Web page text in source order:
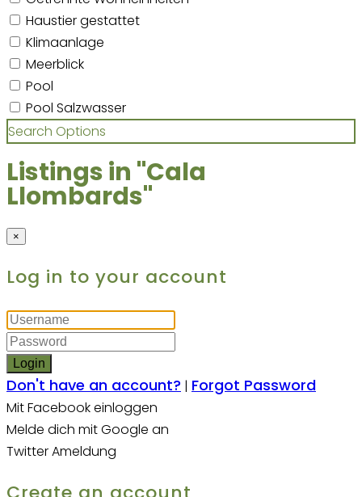
Haustier gestattet
Klimaanlage
Meerblick
Pool
Pool Salzwasser
Search Options
Listings in "Cala
Llombards"
×
Log in to your account
Login
Don't have an account? | Forgot Password
Mit Facebook einloggen
Melde dich mit Google an
Twitter Ameldung